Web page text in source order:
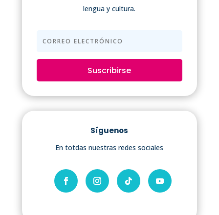
lengua y cultura.
Suscribirse
Síguenos
En totdas nuestras redes sociales